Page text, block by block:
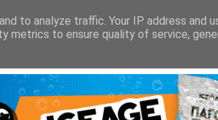
Παιδείας, Θρησκευμάτων και Αθλητισμού
to analyze traffic. Your IP address and
metrics to ensure quality of service,